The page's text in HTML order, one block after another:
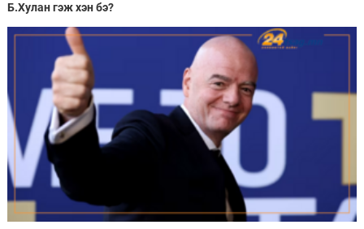
Б.Хулан гэж хэн бэ?